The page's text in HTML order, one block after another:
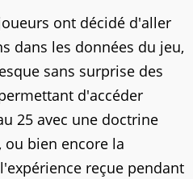
ont décidé d'aller
dans les données du jeu,
sans surprise des
d'accéder
25 avec une doctrine
bien encore la
reçue pendant